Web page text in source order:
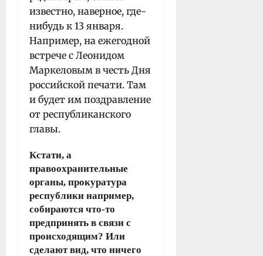
известно, наверное, где-
нибудь к 13 января.
Например, на ежегодной
встрече с Леонидом
Маркеловым в честь Дня
российской печати. Там
и будет им поздравление
от республиканского
главы.
Кстати, а
правоохранительные
органы, прокуратура
республики например,
собираются что-то
предпринять в связи с
происходящим? Или
сделают вид, что ничего